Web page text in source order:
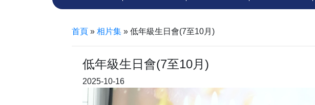
首頁» 相片集» 低年級生日會(7至10月)
低年級生日會(7至10月)
2025-10-16